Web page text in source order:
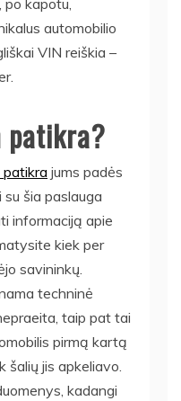
po kapotu,
automobilio
VIN reiškia –
patikra?
patikra jums padės
šia paslauga
informaciją apie
kiek per
savininkų.
techninė
taip pat tai
pirmą kartą
šalių jis apkeliavo.
kadangi